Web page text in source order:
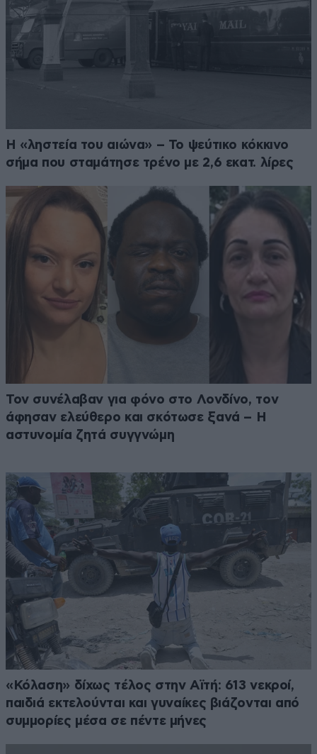
Η «ληστεία του αιώνα» – Το ψεύτικο κόκκινο
σήμα που σταμάτησε τρένο με 2,6 εκατ. λίρες
Τον συνέλαβαν για φόνο στο Λονδίνο, τον
άφησαν ελεύθερο και σκότωσε ξανά – Η
αστυνομία ζητά συγγνώμη
«Κόλαση» δίχως τέλος στην Αϊτή: 613 νεκροί,
παιδιά εκτελούνται και γυναίκες βιάζονται από
συμμορίες μέσα σε πέντε μήνες